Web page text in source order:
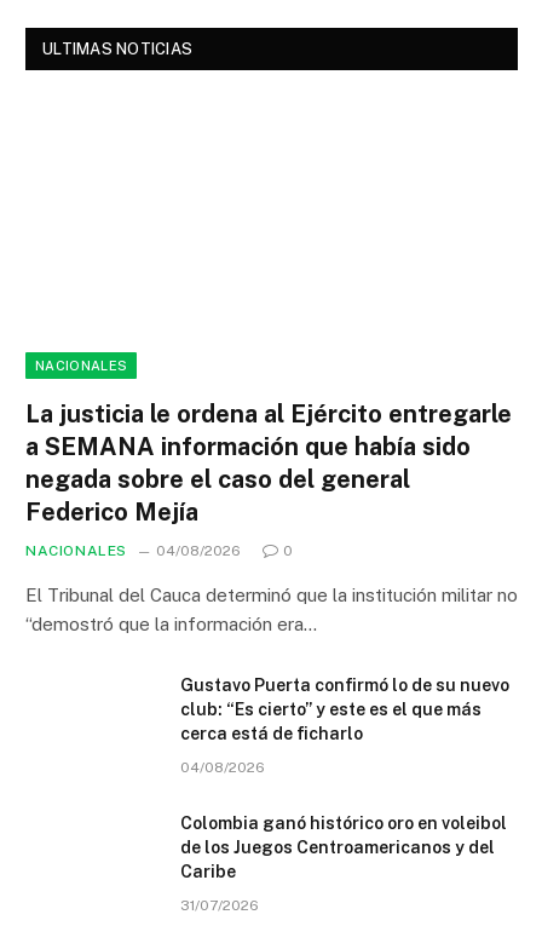
ULTIMAS NOTICIAS
NACIONALES
La justicia le ordena al Ejército entregarle
a SEMANA información que había sido
negada sobre el caso del general
Federico Mejía
NACIONALES 04/08/2026 0
El Tribunal del Cauca determinó que la institución militar no
“demostró que la información era…
Gustavo Puerta confirmó lo de su nuevo
club: “Es cierto” y este es el que más
cerca está de ficharlo
04/08/2026
Colombia ganó histórico oro en voleibol
de los Juegos Centroamericanos y del
Caribe
31/07/2026